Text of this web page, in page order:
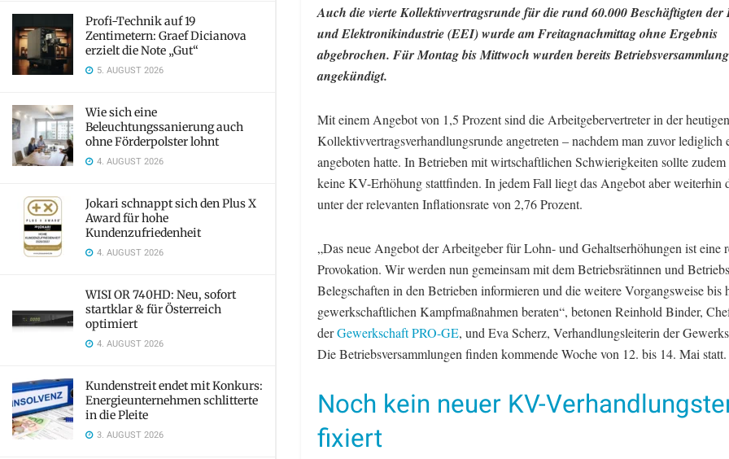
Profi-Technik auf 19
Zentimetern: Graef Dicianova
erzielt die Note „Gut“
5. AUGUST 2026
Wie sich eine
Beleuchtungssanierung auch
ohne Förderpolster lohnt
4. AUGUST 2026
Jokari schnappt sich den Plus X
Award für hohe
Kundenzufriedenheit
4. AUGUST 2026
WISI OR 740HD: Neu, sofort
startklar & für Österreich
optimiert
4. AUGUST 2026
Kundenstreit endet mit Konkurs:
Energieunternehmen schlitterte
in die Pleite
3. AUGUST 2026
Auch die vierte Kollektivvertragsrunde für die rund 60.000 Beschäftigten der
und Elektronikindustrie (EEI) wurde am Freitagnachmittag ohne Ergebnis
abgebrochen. Für Montag bis Mittwoch wurden bereits
angekündigt.
Mit einem Angebot von 1,5 Prozent sind die Arbeitgebervertreter in der
Kollektivvertragsverhandlungsrunde angetreten – nachdem man zuvor lediglich
angeboten hatte. In Betrieben mit wirtschaftlichen Schwierigkeiten sollte zudem
keine KV-Erhöhung stattfinden. In jedem Fall liegt das Angebot aber weiterhin
unter der relevanten Inflationsrate von 2,76 Prozent.
„Das neue Angebot der Arbeitgeber für Lohn- und Gehaltserhöhungen ist eine
Provokation. Wir werden nun gemeinsam mit dem Betriebsrätinnen und
Belegschaften in den Betrieben informieren und die weitere Vorgangsweise bis
gewerkschaftlichen Kampfmaßnahmen beraten“, betonen Reinhold Binder,
derGewerkschaft PRO-GE, und Eva Scherz, Verhandlungsleiterin der
Die Betriebsversammlungen finden kommende Woche von 12. bis 14. Mai statt.
Noch kein neuer KV-
fixiert